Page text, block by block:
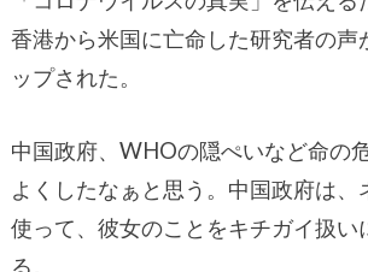
香港から米国に亡命した研究者の声
ップされた。
中国政府、WHOの隠ぺいなど命の
よくしたなぁと思う。中国政府は、
使って、彼女のことをキチガイ扱い
る。